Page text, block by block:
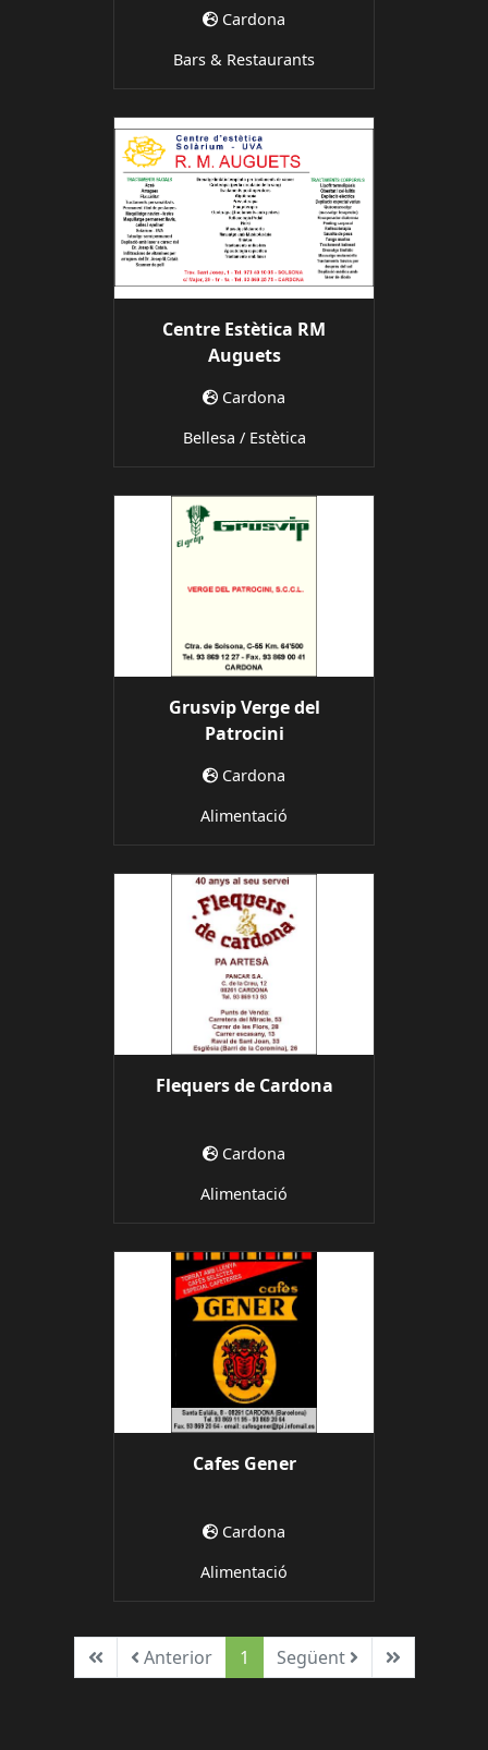
Cardona
Bars & Restaurants
Centre Estètica RM
Auguets
Cardona
Bellesa / Estètica
Grusvip Verge del
Patrocini
Cardona
Alimentació
Flequers de Cardona
Cardona
Alimentació
Cafes Gener
Cardona
Alimentació
PrimeraAnteriorAnterior
1 Següent SegüentUltima